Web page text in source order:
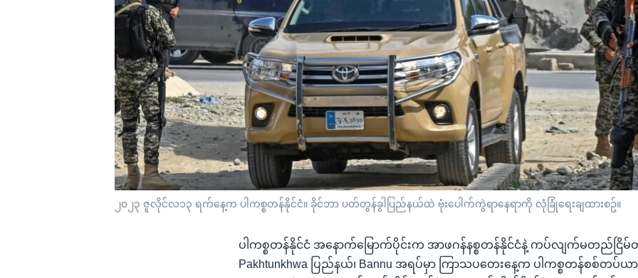
၂၀၂၃ ဇူလိုင်လ၁၃ ရက်နေ့က ပါကစ္စတန်နိုင်ငံ။ ခိုင်ဘာ ပတ်တွန်ခွါပြည်နယ်ထဲ ဗုံးပေါက်ကွဲရာနေရာကို လုံခြုံရေးချထားစဥ်။
ပါကစ္စတန်နိုင်ငံ အနောက်မြောက်ပိုင်းက အာဖဂန်နစ္စတန်နိုင်ငံနဲ့ ကပ်လျက်မတည်ငြိမ်
Pakhtunkhwa ပြည်နယ်၊ Bannu အရပ်မှာ ကြာသပတေးနေ့က ပါကစ္စတန်စစ်တပ်